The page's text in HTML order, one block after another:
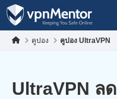
คูปอง คูปอง UltraVPN
UltraVPN ลด